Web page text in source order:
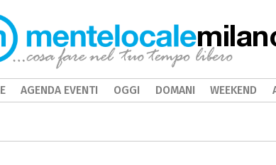
AGENDA EVENTI OGGI DOMANI WEEKEND